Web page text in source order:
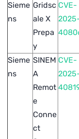
Sieme
ns
Gridsc
ale X
Prepa
y
CVE-
Sieme
ns
SINEM
A
Remot
e
Conne
ct
CVE-